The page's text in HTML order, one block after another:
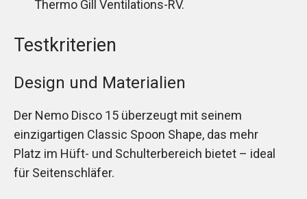
Thermo Gill Ventilations-RV.
Testkriterien
Design und Materialien
Der Nemo Disco 15 überzeugt mit seinem
einzigartigen Classic Spoon Shape, das mehr
Platz im Hüft- und Schulterbereich bietet – ideal
für Seitenschläfer.